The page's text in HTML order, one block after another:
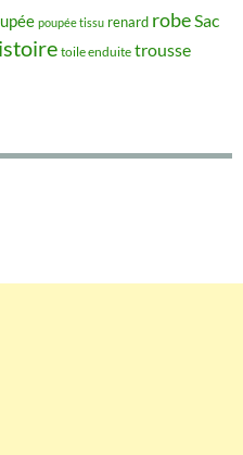
poupée tissu renard robeSac
toile enduite trousse